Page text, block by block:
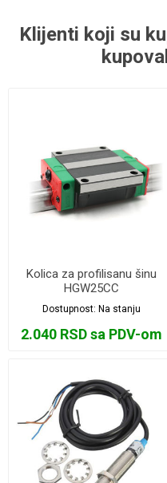
Klijenti koji su
Kolica za profilisanu šinu
HGW25CC
Dostupnost: Na stanju
2.040 RSD sa PDV-om